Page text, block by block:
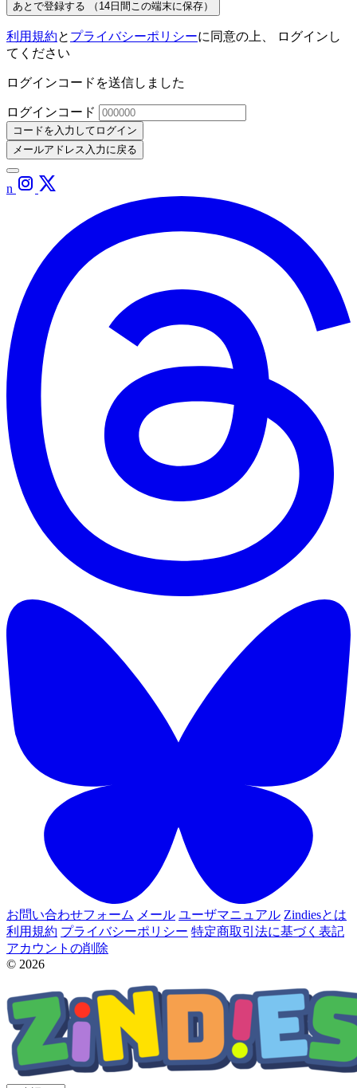
あとで登録する
（14日間この端末に保存）
利用規約と プライバシーポリシーに同意の上、 ログインし
てください
ログインコードを送信しました
ログインコード
コードを入力してログイン
メールアドレス入力に戻る
n
お問い合わせフォーム メール ユーザマニュアル Zindiesとは
利用規約 プライバシーポリシー 特定商取引法に基づく表記
アカウントの削除
© 2026